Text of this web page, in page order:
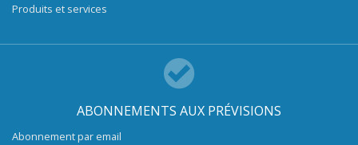
Produits et services
ABONNEMENTS AUX PRÉVISIONS
Abonnement par email